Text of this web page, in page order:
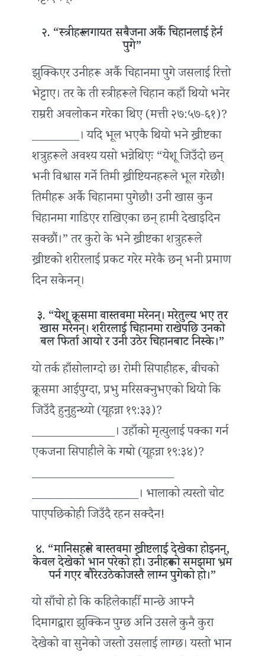
२. “स्त्रीहरू लगायत सबैजना अर्कै चिहानलाई हेर्न
पुगे”
झुक्किएर उनीहरू अर्कै चिहानमा पुगे जसलाई रित्तो
भेट्टाए। तर के ती स्त्रीहरूले चिहान कहाँ थियो भनेर
राम्ररी अवलोकन गरेका थिए (मत्ती २७:५७-६१)?
________। यदि भूल भएकै थियो भने ख्रीष्टका
शत्रुहरूले अवश्य यसो भन्नेथिएः “येशू जिउँदो छन्
भनी विश्वास गर्ने तिमी ख्रीष्टियनहरूले भूल गरेछौ!
तिमीहरू अर्कै चिहानमा पुगेछौ! उनी खास कुन
चिहानमा गाडिएर राखिएका छन् हामी देखाइदिन
सक्छौं।” तर कुरो के भने ख्रीष्टका शत्रुहरूले
ख्रीष्टको शरीरलाई प्रकट गरेर मरेकै छन् भनी प्रमाण
दिन सकेनन्।
३. “येशू क्रूसमा वास्तवमा मरेनन्। मरेतुल्य भए तर
खास मरेनन्। शरीरलाई चिहानमा राखेपछि उनको
बल फिर्ता आयो र उनी उठेर चिहानबाट निस्के।”
यो तर्क हाँसोलाग्दो छ! रोमी सिपाहीहरू, बीचको
क्रूसमा आईपुग्दा, प्रभु मरिसक्नुभएको थियो कि
जिउँदै हुनुहुन्थ्यो (यूहन्ना १९:३३)?
______________। उहाँको मृत्युलाई पक्का गर्न
एकजना सिपाहीले के गर्‍यो (यूहन्ना १९:३४)?
________________________
__________________। भालाको त्यस्तो चोट
पाएपछिकोही जिउँदै रहन सक्दैन!
४. “मानिसहरूले बास्तवमा ख्रीष्टलाई देखेका होइनन्,
केवल देखेको भान परेको हो। उनीहरूको समझमा भ्रम
पर्न गएर बौरेरउठेकोजस्तै लाग्न पुगेको हो।”
यो साँचो हो कि कहिलेकाहीँ मान्छे आफ्नै
दिमागद्वारा झुक्किन पुग्छ अनि उसले कुनै कुरा
देखेको वा सुनेको जस्तो उसलाई लाग्छ। यस्तो भान